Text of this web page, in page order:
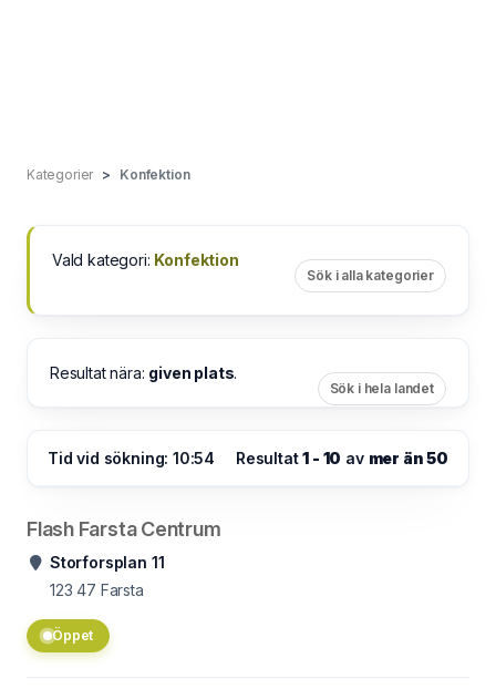
Kategorier Konfektion
Vald kategori: Konfektion
Sök i alla kategorier
Resultat nära: given plats.
Sök i hela landet
Tid vid sökning: 10:54 Resultat1 - 10 av mer än 50
Flash Farsta Centrum
Storforsplan 11
123 47 Farsta
Öppet